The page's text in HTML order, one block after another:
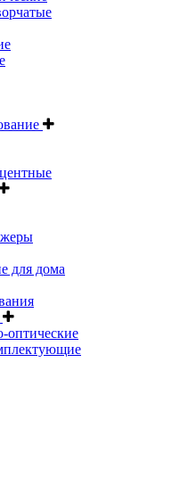
для дома
оптические